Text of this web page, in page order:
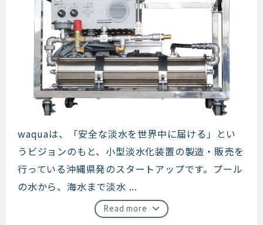
Waqua
waquaは、「安全な淡水を世界中に届ける」とい
うビジョンのもと、小型淡水化装置の製造・販売を
行っている沖縄県発のスタートアップです。プール
の水から、海水まで淡水 ...
Read more